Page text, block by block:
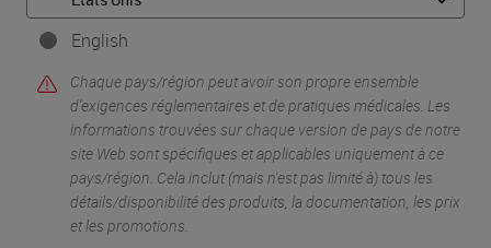
English
Chaque pays/région peut avoir son propre ensemble
d'exigences réglementaires et de pratiques médicales. Les
informations trouvées sur chaque version de pays de notre
site Web sont spécifiques et applicables uniquement à ce
pays/région. Cela inclut (mais n'est pas limité à) tous les
détails/disponibilité des produits, la documentation, les prix
et les promotions.
Peer-Reviewed Publications Repository •
Peer-Reviewed Publications Repository - Aperio GT 450
Peer-Reviewed
Publications
Repository - Aperio